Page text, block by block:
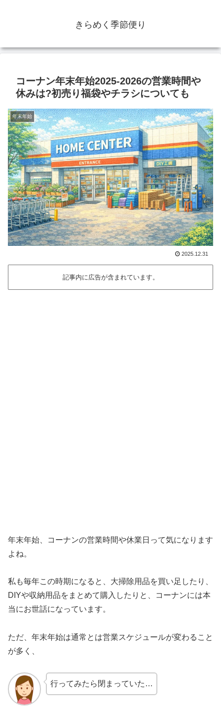
きらめく季節便り
コーナン年末年始2025-2026の営業時間や
休みは?初売り福袋やチラシについても
年末年始
2025.12.31
記事内に広告が含まれています。
年末年始、コーナンの営業時間や休業日って気になります
よね。
私も毎年この時期になると、大掃除用品を買い足したり、
DIYや収納用品をまとめて購入したりと、コーナンには本
当にお世話になっています。
ただ、年末年始は通常とは営業スケジュールが変わること
が多く、
行ってみたら閉まっていた…